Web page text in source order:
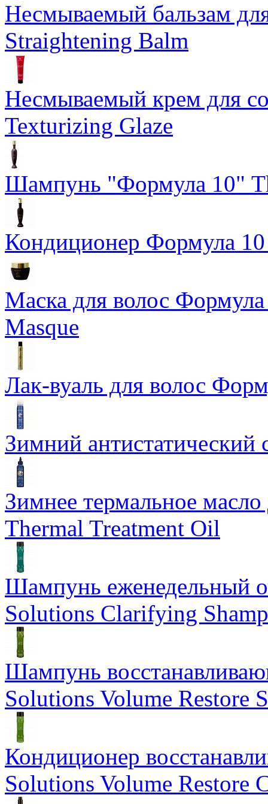
Несмываемый бальзам
Straightening Balm
Несмываемый крем для
Texturizing Glaze
Шампунь "Формула 10"
Кондиционер Формула
Маска для волос
Masque
Лак-вуаль для волос
Зимний
Зимнее термальное
Thermal Treatment Oil
Шампунь еженедельный
Solutions Clarifying
Шампунь
Solutions Volume Restore
Кондиционер
Solutions Volume Restore